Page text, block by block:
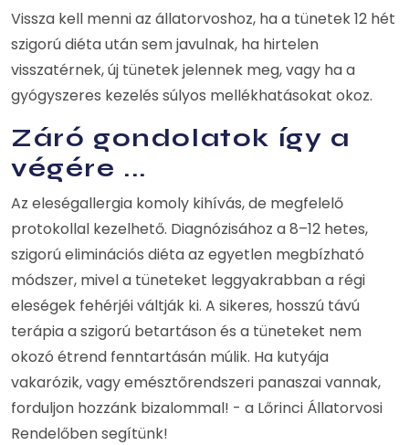
Vissza kell menni az állatorvoshoz, ha a tünetek 12 hét
szigorú diéta után sem javulnak, ha hirtelen
visszatérnek, új tünetek jelennek meg, vagy ha a
gyógyszeres kezelés súlyos mellékhatásokat okoz.
Záró gondolatok így a
végére ...
Az eleségallergia komoly kihívás, de megfelelő
protokollal kezelhető. Diagnózisához a 8–12 hetes,
szigorú eliminációs diéta az egyetlen megbízható
módszer, mivel a tüneteket leggyakrabban a régi
eleségek fehérjéi váltják ki. A sikeres, hosszú távú
terápia a szigorú betartáson és a tüneteket nem
okozó étrend fenntartásán múlik. Ha kutyája
vakarózik, vagy emésztőrendszeri panaszai vannak,
forduljon hozzánk bizalommal! - a Lőrinci Állatorvosi
Rendelőben segítünk!